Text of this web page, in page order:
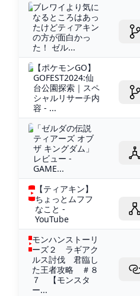
ブレワイより気に
なるところはあっ
たけどティアキン
の方が面白かっ
た！ ゼル...
【ポケモンGO】
GOFEST2024:仙
台公園探索｜スペ
シャルリサーチ内
容 - ...
「ゼルダの伝説
ティアーズ オブ
ザ キングダム」
レビュー -
GAME...
【ティアキン】
ちょっとムフフ
なこと -
YouTube
モンハンストーリ
ーズ２ ラギアク
ルス討伐 君臨し
た王者攻略 ＃８
７ 【モンスタ
ー...